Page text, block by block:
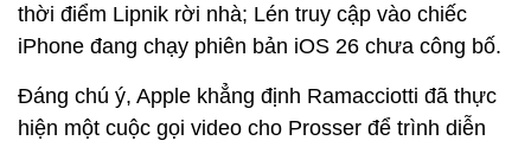
thời điểm Lipnik rời nhà; Lén truy cập vào chiếc
iPhone đang chạy phiên bản iOS 26 chưa công bố.
Đáng chú ý, Apple khẳng định Ramacciotti đã thực
hiện một cuộc gọi video cho Prosser để trình diễn